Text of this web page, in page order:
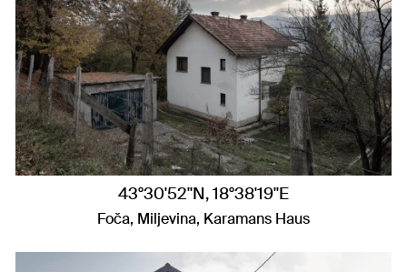
43°30'52"N, 18°38'19"E
Foča, Miljevina, Karamans Haus